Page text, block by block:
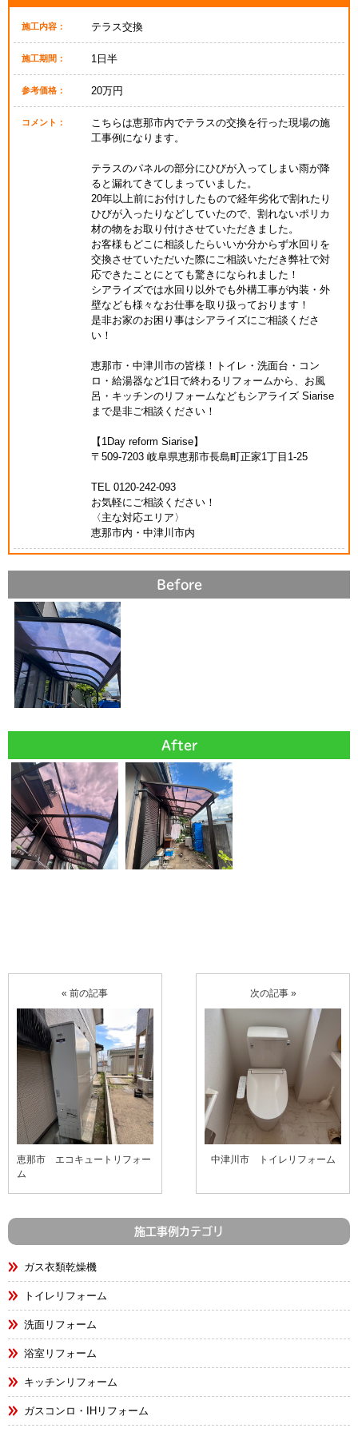
施工内容： テラス交換
施工期間： 1日半
参考価格： 20万円
コメント：
こちらは恵那市内でテラスの交換を行った現場の施
工事例になります。
テラスのパネルの部分にひびが入ってしまい雨が降
ると漏れてきてしまっていました。
20年以上前にお付けしたもので経年劣化で割れたり
ひびが入ったりなどしていたので、割れないポリカ
材の物をお取り付けさせていただきました。
お客様もどこに相談したらいいか分からず水回りを
交換させていただいた際にご相談いただき弊社で対
応できたことにとても驚きになられました！
シアライズでは水回り以外でも外構工事が内装・外
壁なども様々なお仕事を取り扱っております！
是非お家のお困り事はシアライズにご相談くださ
い！
恵那市・中津川市の皆様！トイレ・洗面台・コン
ロ・給湯器など1日で終わるリフォームから、お風
呂・キッチンのリフォームなどもシアライズ Siarise
まで是非ご相談ください！
【1Day reform Siarise】
〒509-7203 岐阜県恵那市長島町正家1丁目1-25
TEL 0120-242-093
お気軽にご相談ください！
〈主な対応エリア〉
恵那市内・中津川市内
Before
After
« 前の記事
恵那市 エコキュートリフォー
ム
次の記事 »
中津川市 トイレリフォーム
施工事例カテゴリ
ガス衣類乾燥機
トイレリフォーム
洗面リフォーム
浴室リフォーム
キッチンリフォーム
ガスコンロ・IHリフォーム